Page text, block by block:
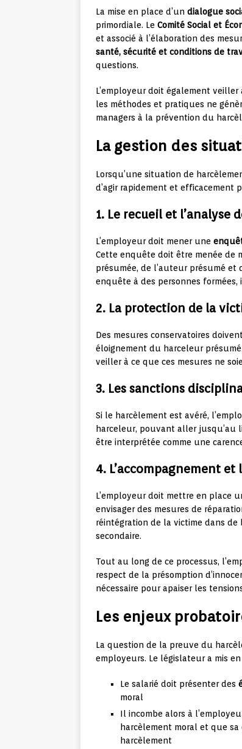
La mise en place d’un dialogue
primordiale. Le Comité Social et
et associé à l’élaboration des
santé, sécurité et conditions de
questions.
L’employeur doit également
les méthodes et pratiques ne
managers à la prévention du
La gestion des
Lorsqu’une situation de
d’agir rapidement et efficacement
1. Le recueil et l’analyse
L’employeur doit mener une
Cette enquête doit être menée de
présumée, de l’auteur présumé
enquête à des personnes formées,
2. La protection de la
Des mesures conservatoires
éloignement du harceleur
veiller à ce que ces mesures ne
3. Les sanctions
Si le harcèlement est avéré,
harceleur, pouvant aller jusqu’au
être interprétée comme une
4. L’accompagnement
L’employeur doit mettre en place
envisager des mesures de
réintégration de la victime dans
secondaire.
Tout au long de ce processus,
respect de la présomption
nécessaire pour apaiser les
Les enjeux
La question de la preuve du
employeurs. Le législateur a mis
Le salarié doit présenter des
moral
Il incombe alors à
harcèlement moral et que
harcèlement